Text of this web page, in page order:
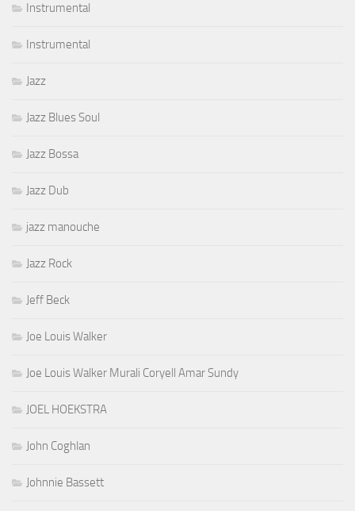
Instrumental
Instrumental
Jazz
Jazz Blues Soul
Jazz Bossa
Jazz Dub
jazz manouche
Jazz Rock
Jeff Beck
Joe Louis Walker
Joe Louis Walker Murali Coryell Amar Sundy
JOEL HOEKSTRA
John Coghlan
Johnnie Bassett